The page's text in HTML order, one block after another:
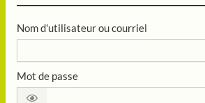
Nom d'utilisateur ou courriel
Mot de passe